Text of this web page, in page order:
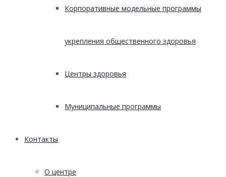
Корпоративные модельные программы
укрепления общественного здоровья
Центры здоровья
Муниципальные программы
Контакты
О центре